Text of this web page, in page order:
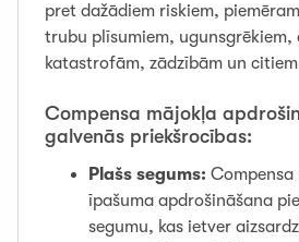
pret dažādiem riskiem,
trubu plīsumiem, ugunsgrēkiem,
katastrofām, zādzībām un
Compensa mājokļa
galvenās priekšrocības:
Plašs segums: Compensa
īpašuma apdrošināšana
segumu, kas ietver